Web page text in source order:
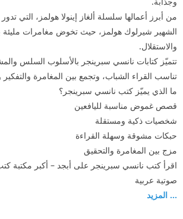
من أبرز أعمالها سلسلة ألغاز إينولا هولمز، التي
الشهير شيرلوك هولمز، حيث تخوض مغامرات مليئة
والاستقلال.
تتميّز كتابات نانسي سبرينجر بالأسلوب السلس
تناسب القراء الشباب، وتجمع بين المغامرة والتفكير
ما الذي يميّز كتب نانسي سبرينجر؟
قصص غموض مناسبة لليافعين
شخصيات ذكية ومستقلة
حبكات مشوقة وسهلة القراءة
مزج بين المغامرة والتحقيق
اقرأ كتب نانسي سبرينجر على أبجد – أكبر مكتبة
صوتية عربية
... المزيد